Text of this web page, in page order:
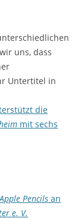
uns, dass
Untertitel in
die
mit sechs
Apple Pencils an
e. V.